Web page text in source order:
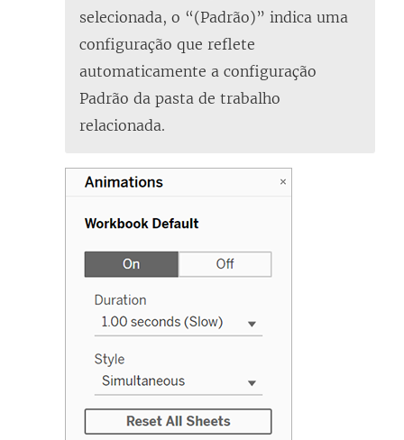
selecionada, o “(Padrão)” indica uma
configuração que reflete
automaticamente a configuração
Padrão da pasta de trabalho
relacionada.